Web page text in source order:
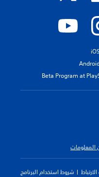
Beta Program at
المعلومات
شروط استخدام البرنامج